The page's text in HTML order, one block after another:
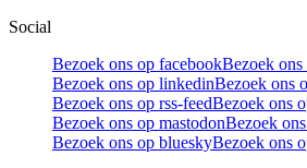
Social
Bezoek ons op facebookBezoek
Bezoek ons op linkedinBezoek ons
Bezoek ons op rss-feedBezoek ons
Bezoek ons op mastodonBezoek
Bezoek ons op blueskyBezoek ons